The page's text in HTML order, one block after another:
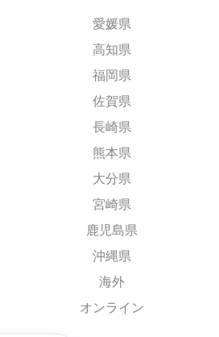
愛媛県
高知県
福岡県
佐賀県
長崎県
熊本県
大分県
宮崎県
鹿児島県
沖縄県
海外
オンライン